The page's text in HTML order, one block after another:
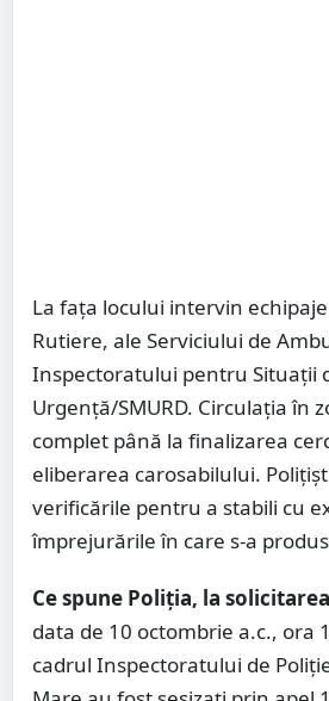
La fața locului intervin
Rutiere, ale Serviciului de
Inspectoratului pentru Situații
Urgență/SMURD. Circulația în
complet până la finalizarea
eliberarea carosabilului.
verificările pentru a stabili cu
împrejurările în care s-a
Ce spune Poliția, la
data de 10 octombrie a.c., ora
cadrul Inspectoratului de